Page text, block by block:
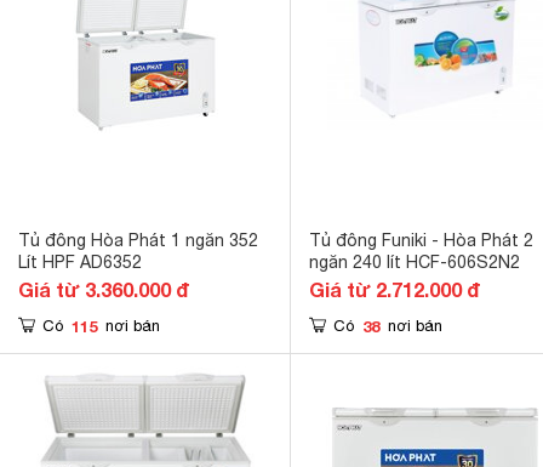
Tủ đông Hòa Phát 1 ngăn 352
Lít HPF AD6352
Giá từ 3.360.000 đ
Có 115 nơi bán
Tủ đông Funiki - Hòa Phát 2
ngăn 240 lít HCF-606S2N2
Giá từ 2.712.000 đ
Có 38 nơi bán